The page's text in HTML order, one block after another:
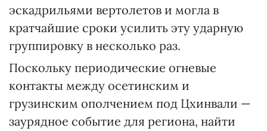
эскадрильями вертолетов и могла в
кратчайшие сроки усилить эту ударную
группировку в несколько раз.
Поскольку периодические огневые
контакты между осетинским и
грузинским ополчением под Цхинвали —
заурядное событие для региона, найти